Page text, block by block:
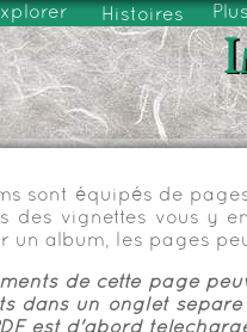
Histoires
sont équipés de
des vignettes vous y
un album, les pages
de cette page
dans un onglet
est d'abord